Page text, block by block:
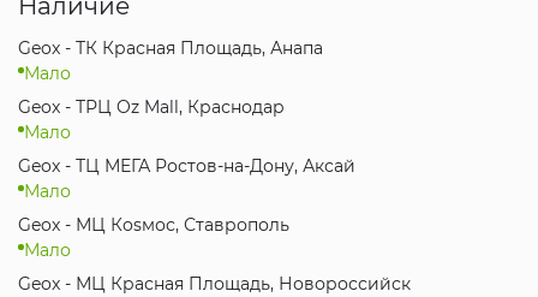
Наличие
Geox - ТК Красная Площадь, Анапа
Мало
Geox - ТРЦ Oz Mall, Краснодар
Мало
Geox - ТЦ МЕГА Ростов-на-Дону, Аксай
Мало
Geox - МЦ Коsмос, Ставрополь
Мало
Geox - МЦ Красная Площадь, Новороссийск